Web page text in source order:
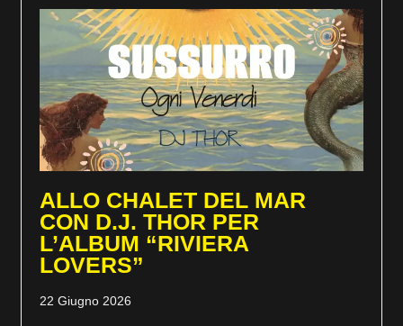
ALLO CHALET DEL MAR
CON D.J. THOR PER
L’ALBUM “RIVIERA
LOVERS”
22 Giugno 2026